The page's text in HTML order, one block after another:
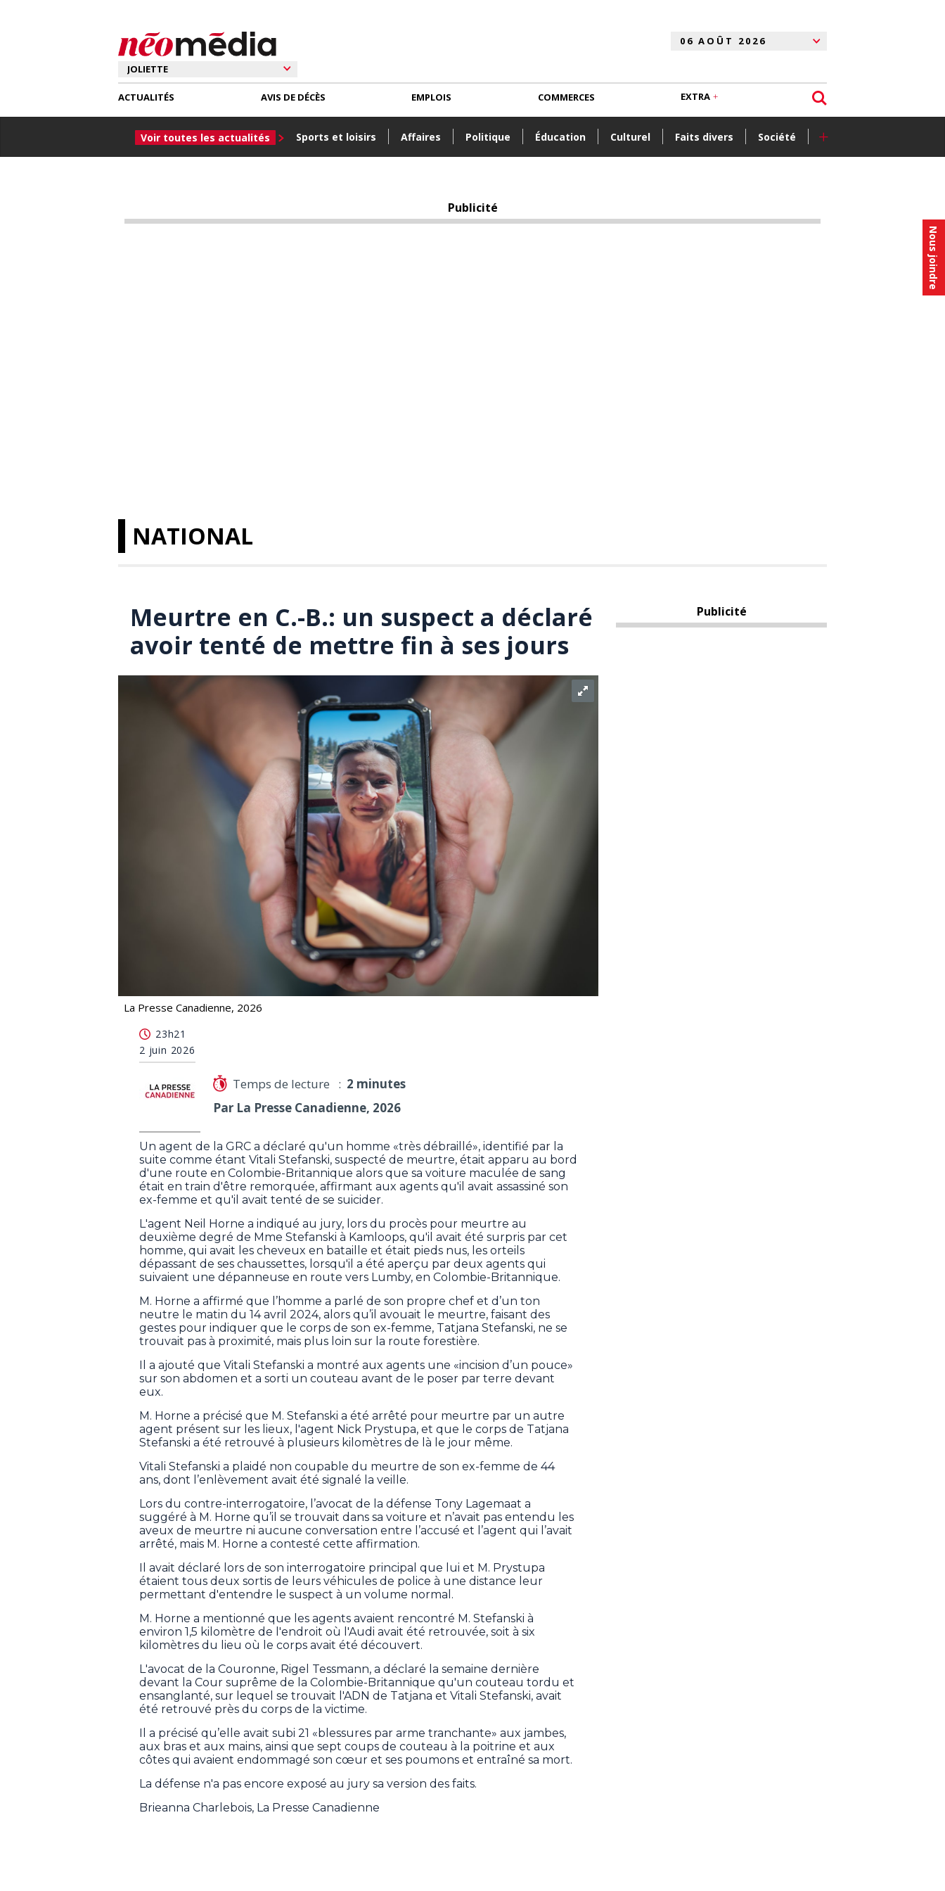
Nous joindre
ACTUALITÉS
Voir toutes les actualités Sports et loisirs Affaires Politique Éducation Culturel Faits divers Société +
AVIS DE DÉCÈS EMPLOIS COMMERCES EXTRA
Publicité
NATIONAL
Meurtre en C.-B.: un suspect a déclaré
avoir tenté de mettre fin à ses jours
La Presse Canadienne, 2026
23h21
2 juin 2026
Temps de lecture : 2 minutes
Par La Presse Canadienne, 2026
Un agent de la GRC a déclaré qu'un homme «très débraillé», identifié par la
suite comme étant Vitali Stefanski, suspecté de meurtre, était apparu au bord
d'une route en Colombie-Britannique alors que sa voiture maculée de sang
était en train d'être remorquée, affirmant aux agents qu'il avait assassiné son
ex-femme et qu'il avait tenté de se suicider.
L'agent Neil Horne a indiqué au jury, lors du procès pour meurtre au
deuxième degré de Mme Stefanski à Kamloops, qu'il avait été surpris par cet
homme, qui avait les cheveux en bataille et était pieds nus, les orteils
dépassant de ses chaussettes, lorsqu'il a été aperçu par deux agents qui
suivaient une dépanneuse en route vers Lumby, en Colombie-Britannique.
M. Horne a affirmé que l’homme a parlé de son propre chef et d’un ton
neutre le matin du 14 avril 2024, alors qu’il avouait le meurtre, faisant des
gestes pour indiquer que le corps de son ex-femme, Tatjana Stefanski, ne se
trouvait pas à proximité, mais plus loin sur la route forestière.
Il a ajouté que Vitali Stefanski a montré aux agents une «incision d’un pouce»
sur son abdomen et a sorti un couteau avant de le poser par terre devant
eux.
M. Horne a précisé que M. Stefanski a été arrêté pour meurtre par un autre
agent présent sur les lieux, l'agent Nick Prystupa, et que le corps de Tatjana
Stefanski a été retrouvé à plusieurs kilomètres de là le jour même.
Vitali Stefanski a plaidé non coupable du meurtre de son ex-femme de 44
ans, dont l’enlèvement avait été signalé la veille.
Lors du contre-interrogatoire, l’avocat de la défense Tony Lagemaat a
suggéré à M. Horne qu’il se trouvait dans sa voiture et n’avait pas entendu les
aveux de meurtre ni aucune conversation entre l’accusé et l’agent qui l’avait
arrêté, mais M. Horne a contesté cette affirmation.
Il avait déclaré lors de son interrogatoire principal que lui et M. Prystupa
étaient tous deux sortis de leurs véhicules de police à une distance leur
permettant d'entendre le suspect à un volume normal.
M. Horne a mentionné que les agents avaient rencontré M. Stefanski à
environ 1,5 kilomètre de l'endroit où l'Audi avait été retrouvée, soit à six
kilomètres du lieu où le corps avait été découvert.
L'avocat de la Couronne, Rigel Tessmann, a déclaré la semaine dernière
devant la Cour suprême de la Colombie-Britannique qu'un couteau tordu et
ensanglanté, sur lequel se trouvait l'ADN de Tatjana et Vitali Stefanski, avait
été retrouvé près du corps de la victime.
Il a précisé qu’elle avait subi 21 «blessures par arme tranchante» aux jambes,
aux bras et aux mains, ainsi que sept coups de couteau à la poitrine et aux
côtes qui avaient endommagé son cœur et ses poumons et entraîné sa mort.
La défense n'a pas encore exposé au jury sa version des faits.
Brieanna Charlebois, La Presse Canadienne
Publicité